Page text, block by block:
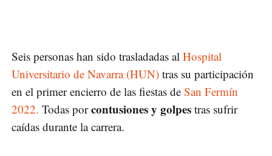
Seis personas han sido trasladadas al Hospital
Universitario de Navarra (HUN) tras su participación
en el primer encierro de las fiestas de San Fermín
2022. Todas porcontusiones y golpes tras sufrir
caídas durante la carrera.